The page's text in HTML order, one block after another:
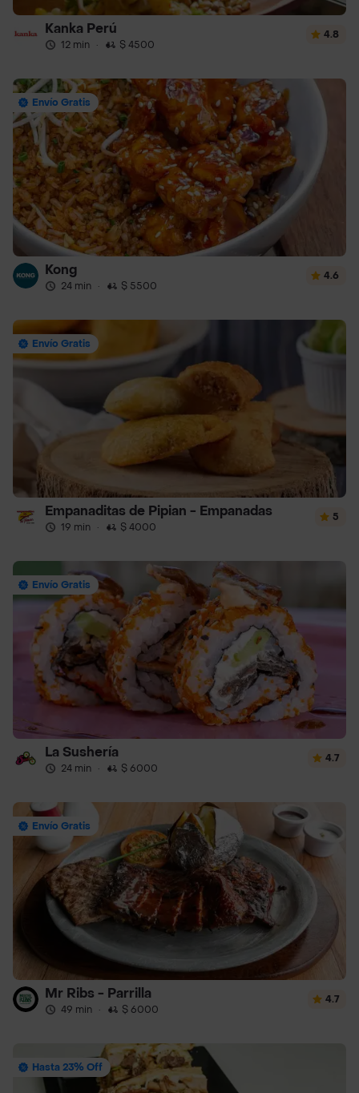
Kanka Perú
12 min · $ 4500
4.8
Envío Gratis
Kong
24 min · $ 5500
4.6
Envío Gratis
Empanaditas de Pipian - Empanadas
19 min · $ 4000
5
Envío Gratis
La Sushería
24 min · $ 6000
4.7
Envío Gratis
Mr Ribs - Parrilla
49 min · $ 6000
4.7
Hasta 23% Off